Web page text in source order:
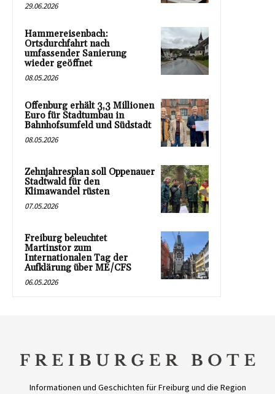
29.06.2026
Hammereisenbach:
Ortsdurchfahrt nach
umfassender Sanierung
wieder geöffnet
08.05.2026
Offenburg erhält 3,3 Millionen
Euro für Stadtumbau in
Bahnhofsumfeld und Südstadt
08.05.2026
Zehnjahresplan soll Oppenauer
Stadtwald für den
Klimawandel rüsten
07.05.2026
Freiburg beleuchtet
Martinstor zum
Internationalen Tag der
Aufklärung über ME/CFS
06.05.2026
Informationen und Geschichten für Freiburg und die Region